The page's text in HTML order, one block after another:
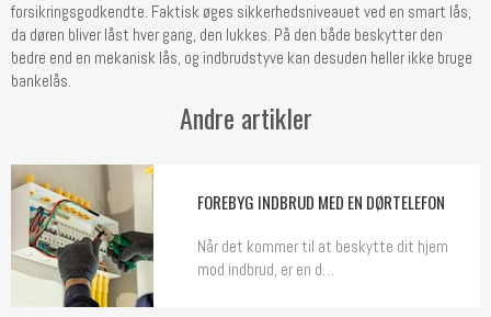
forsikringsgodkendte. Faktisk øges sikkerhedsniveauet ved en smart lås,
da døren bliver låst hver gang, den lukkes. På den både beskytter den
bedre end en mekanisk lås, og indbrudstyve kan desuden heller ikke bruge
bankelås.
Andre artikler
FOREBYG INDBRUD MED EN DØRTELEFON
Når det kommer til at beskytte dit hjem
mod indbrud, er en d…